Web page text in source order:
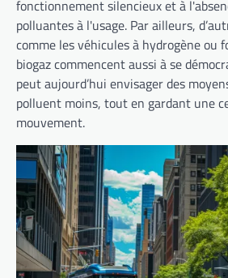
fonctionnement silencieux et à
polluantes à l'usage. Par ailleurs,
comme les véhicules à hydrogène ou
biogaz commencent aussi à se
peut aujourd’hui envisager des
polluent moins, tout en gardant une
mouvement.